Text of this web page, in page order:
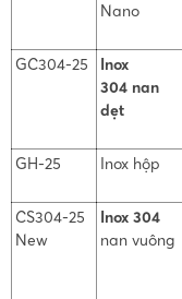
Nano
GC304-25
Inox
304 nan
dẹt
GH-25 Inox hộp
CS304-25
New
Inox 304
nan vuông